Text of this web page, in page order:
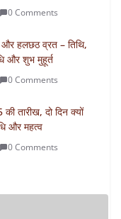
0 Comments
हलछठ व्रत – तिथि,
और शुभ मुहूर्त
0 Comments
तारीख, दो दिन क्यों
और महत्व
0 Comments